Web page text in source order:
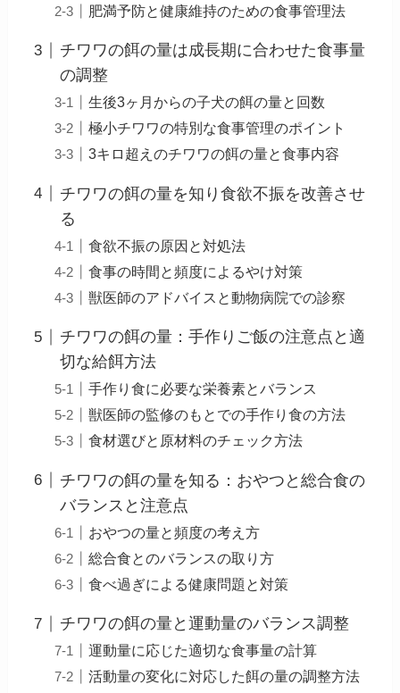
肥満予防と健康維持のための食事管理法
チワワの餌の量は成長期に合わせた食事量
の調整
生後3ヶ月からの子犬の餌の量と回数
極小チワワの特別な食事管理のポイント
3キロ超えのチワワの餌の量と食事内容
チワワの餌の量を知り食欲不振を改善させ
る
食欲不振の原因と対処法
食事の時間と頻度によるやけ対策
獣医師のアドバイスと動物病院での診察
チワワの餌の量：手作りご飯の注意点と適
切な給餌方法
手作り食に必要な栄養素とバランス
獣医師の監修のもとでの手作り食の方法
食材選びと原材料のチェック方法
チワワの餌の量を知る：おやつと総合食の
バランスと注意点
おやつの量と頻度の考え方
総合食とのバランスの取り方
食べ過ぎによる健康問題と対策
チワワの餌の量と運動量のバランス調整
運動量に応じた適切な食事量の計算
活動量の変化に対応した餌の量の調整方法